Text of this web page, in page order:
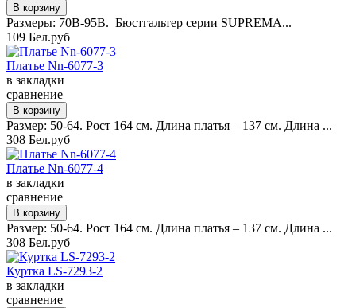
Размеры: 70B-95B. Бюстгальтер серии SUPREMA...
109 Бел.руб
Платье Nn-6077-3
в закладки
сравнение
Размер: 50-64. Рост 164 см. Длина платья – 137 см. Длина ...
308 Бел.руб
Платье Nn-6077-4
в закладки
сравнение
Размер: 50-64. Рост 164 см. Длина платья – 137 см. Длина ...
308 Бел.руб
Куртка LS-7293-2
в закладки
сравнение